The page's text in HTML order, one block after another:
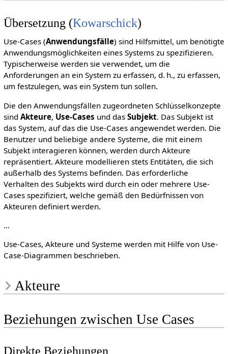
Übersetzung (Kowarschick)
Use-Cases (Anwendungsfälle) sind Hilfsmittel, um benötigte
Anwendungsmöglichkeiten eines Systems zu spezifizieren.
Typischerweise werden sie verwendet, um die
Anforderungen an ein System zu erfassen, d. h., zu erfassen,
um festzulegen, was ein System tun sollen.
Die den Anwendungsfällen zugeordneten Schlüsselkonzepte
sind Akteure, Use-Cases und das Subjekt. Das Subjekt ist
das System, auf das die Use-Cases angewendet werden. Die
Benutzer und beliebige andere Systeme, die mit einem
Subjekt interagieren können, werden durch Akteure
repräsentiert. Akteure modellieren stets Entitäten, die sich
außerhalb des Systems befinden. Das erforderliche
Verhalten des Subjekts wird durch ein oder mehrere Use-
Cases spezifiziert, welche gemäß den Bedürfnissen von
Akteuren definiert werden.
...
Use-Cases, Akteure und Systeme werden mit Hilfe von Use-
Case-Diagrammen beschrieben.
Akteure
Beziehungen zwischen Use Cases
Direkte Beziehungen